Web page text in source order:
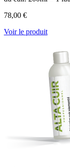
78,00 €
Voir le produit